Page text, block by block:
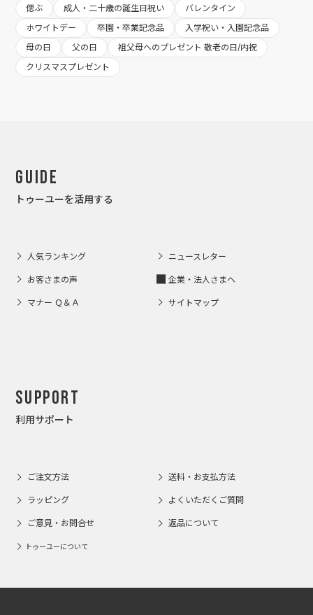
偲ぶ
成人・二十歳の誕生日祝い
バレンタイン
ホワイトデー
卒園・卒業記念品
入学祝い・入園記念品
母の日
父の日
祖父母へのプレゼント 敬老の日/内祝
クリスマスプレゼント
Guide
トゥーユーを活用する
人気ランキング ニュースレター
お客さまの声 企業・法人さまへ
マナー Ｑ＆Ａ サイトマップ
Support
利用サポート
ご注文方法 送料・お支払方法
ラッピング よくいただくご質問
ご意見・お問合せ 返品について
トゥーユーについて